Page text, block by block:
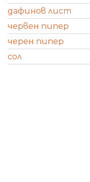
дафинов лист
червен пипер
черен пипер
сол